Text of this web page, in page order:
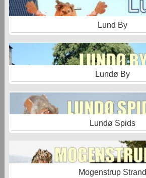
Lund By
Lundø By
Lundø Spids
Mogenstrup Strand